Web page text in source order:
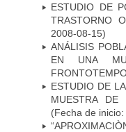
ESTUDIO DE
TRASTORNO
2008-08-15)
ANÁLISIS
EN UNA
ESTUDIO DE
MUESTRA DE
(Fecha de